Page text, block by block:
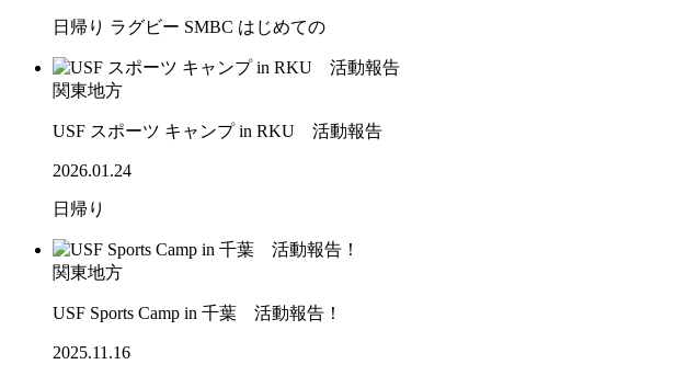
日帰り ラグビー SMBC はじめての
関東地方
USF スポーツ キャンプ in RKU 活動報告
2026.01.24
日帰り
関東地方
USF Sports Camp in 千葉 活動報告！
2025.11.16